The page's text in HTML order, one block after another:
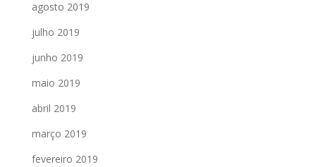
agosto 2019
julho 2019
junho 2019
maio 2019
abril 2019
março 2019
fevereiro 2019